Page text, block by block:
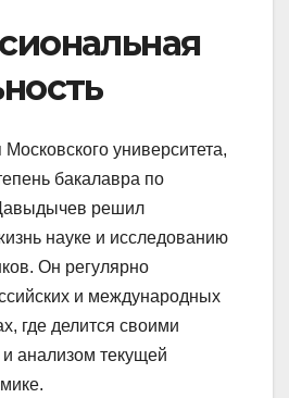
университета,
бакалавра по
решил
науке и исследованию
Он регулярно
и международных
где делится своими
анализом текущей